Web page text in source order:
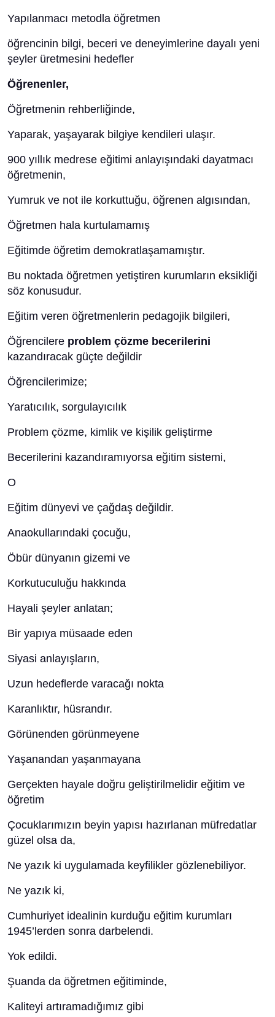
Yapılanmacı metodla öğretmen
öğrencinin bilgi, beceri ve deneyimlerine dayalı yeni
şeyler üretmesini hedefler
Öğrenenler,
Öğretmenin rehberliğinde,
Yaparak, yaşayarak bilgiye kendileri ulaşır.
900 yıllık medrese eğitimi anlayışındaki dayatmacı
öğretmenin,
Yumruk ve not ile korkuttuğu, öğrenen algısından,
Öğretmen hala kurtulamamış
Eğitimde öğretim demokratlaşamamıştır.
Bu noktada öğretmen yetiştiren kurumların eksikliği
söz konusudur.
Eğitim veren öğretmenlerin pedagojik bilgileri,
Öğrencilere problem çözme becerilerini
kazandıracak güçte değildir
Öğrencilerimize;
Yaratıcılık, sorgulayıcılık
Problem çözme, kimlik ve kişilik geliştirme
Becerilerini kazandıramıyorsa eğitim sistemi,
O
Eğitim dünyevi ve çağdaş değildir.
Anaokullarındaki çocuğu,
Öbür dünyanın gizemi ve
Korkutuculuğu hakkında
Hayali şeyler anlatan;
Bir yapıya müsaade eden
Siyasi anlayışların,
Uzun hedeflerde varacağı nokta
Karanlıktır, hüsrandır.
Görünenden görünmeyene
Yaşanandan yaşanmayana
Gerçekten hayale doğru geliştirilmelidir eğitim ve
öğretim
Çocuklarımızın beyin yapısı hazırlanan müfredatlar
güzel olsa da,
Ne yazık ki uygulamada keyfilikler gözlenebiliyor.
Ne yazık ki,
Cumhuriyet idealinin kurduğu eğitim kurumları
1945’lerden sonra darbelendi.
Yok edildi.
Şuanda da öğretmen eğitiminde,
Kaliteyi artıramadığımız gibi